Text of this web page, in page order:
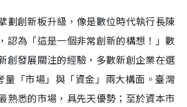
劃創新板升級，像是數位時代執行長陳
認為「這是一個非常創新的構想！」數
創發展關注的經驗，多數新創企業在選
量「市場」與「資金」兩大構面。臺灣
熟悉的市場，具先天優勢；至於資本市